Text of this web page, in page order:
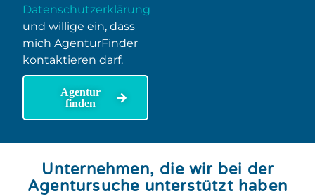
Datenschutzerklärung
und willige ein, dass
mich AgenturFinder
kontaktieren darf.
Agentur
finden
Unternehmen, die wir bei der
Agentursuche unterstützt haben